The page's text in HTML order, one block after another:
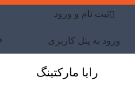
ثبت نام و ورود
ورود به پنل کاربری
رایا مارکتینگ